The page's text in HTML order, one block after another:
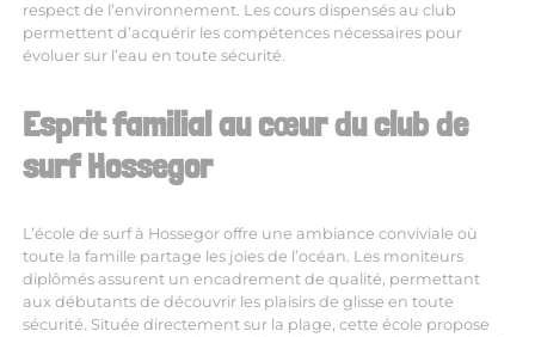
respect de l’environnement. Les cours dispensés au club
permettent d’acquérir les compétences nécessaires pour
évoluer sur l’eau en toute sécurité.
Esprit familial au cœur du club de
surf Hossegor
L’école de surf à Hossegor offre une ambiance conviviale où
toute la famille partage les joies de l’océan. Les moniteurs
diplômés assurent un encadrement de qualité, permettant
aux débutants de découvrir les plaisirs de glisse en toute
sécurité. Située directement sur la plage, cette école propose